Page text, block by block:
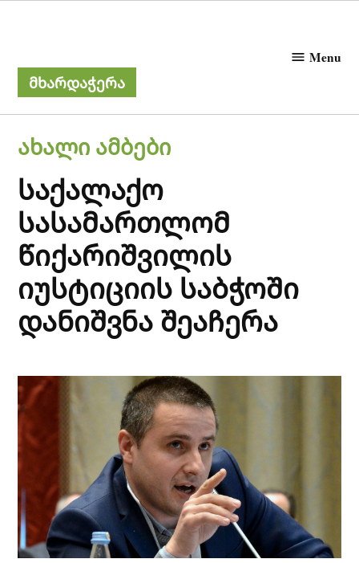
მხარდაჭერა
Menu
POSTED
IN
ᲐᲮᲐᲚᲘ ᲐᲛᲑᲔᲑᲘ
საქალაქო
სასამართლომ
წიქარიშვილის
იუსტიციის საბჭოში
დანიშვნა შეაჩერა